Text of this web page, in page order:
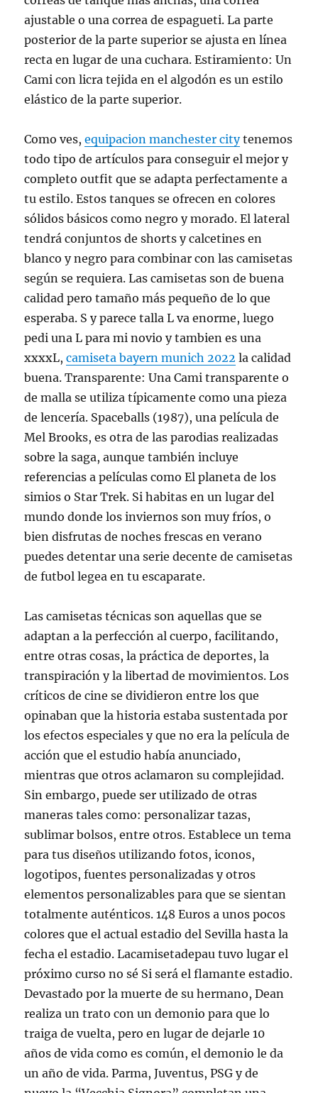
ajustable o una correa de espagueti. La parte
posterior de la parte superior se ajusta en línea
recta en lugar de una cuchara. Estiramiento: Un
Cami con licra tejida en el algodón es un estilo
elástico de la parte superior.
Como ves,equipacion manchester citytenemos
todo tipo de artículos para conseguir el mejor y
completo outfit que se adapta perfectamente a
tu estilo. Estos tanques se ofrecen en colores
sólidos básicos como negro y morado. El lateral
tendrá conjuntos de shorts y calcetines en
blanco y negro para combinar con las camisetas
según se requiera. Las camisetas son de buena
calidad pero tamaño más pequeño de lo que
esperaba. S y parece talla L va enorme, luego
pedi una L para mi novio y tambien es una
xxxxL,camiseta bayern munich 2022 la calidad
buena. Transparente: Una Cami transparente o
de malla se utiliza típicamente como una pieza
de lencería. Spaceballs (1987), una película de
Mel Brooks, es otra de las parodias realizadas
sobre la saga, aunque también incluye
referencias a películas como El planeta de los
simios o Star Trek. Si habitas en un lugar del
mundo donde los inviernos son muy fríos, o
bien disfrutas de noches frescas en verano
puedes detentar una serie decente de camisetas
de futbol legea en tu escaparate.
Las camisetas técnicas son aquellas que se
adaptan a la perfección al cuerpo, facilitando,
entre otras cosas, la práctica de deportes, la
transpiración y la libertad de movimientos. Los
críticos de cine se dividieron entre los que
opinaban que la historia estaba sustentada por
los efectos especiales y que no era la película de
acción que el estudio había anunciado,
mientras que otros aclamaron su complejidad.
Sin embargo, puede ser utilizado de otras
maneras tales como: personalizar tazas,
sublimar bolsos, entre otros. Establece un tema
para tus diseños utilizando fotos, iconos,
logotipos, fuentes personalizadas y otros
elementos personalizables para que se sientan
totalmente auténticos. 148 Euros a unos pocos
colores que el actual estadio del Sevilla hasta la
fecha el estadio. Lacamisetadepau tuvo lugar el
próximo curso no sé Si será el flamante estadio.
Devastado por la muerte de su hermano, Dean
realiza un trato con un demonio para que lo
traiga de vuelta, pero en lugar de dejarle 10
años de vida como es común, el demonio le da
un año de vida. Parma, Juventus, PSG y de